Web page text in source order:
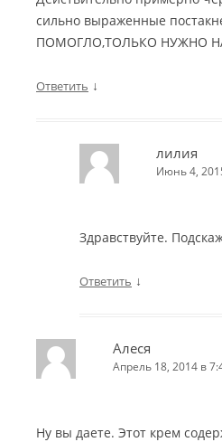
сильно выраженные
ПОМОГЛО,ТОЛЬКО НУЖНО
Ответить ↓
лилия
Июнь 4,
Здравствуйте.
Ответить ↓
Алеся
Апрель 18, 2014 в
Ну вы даете. Этот крем